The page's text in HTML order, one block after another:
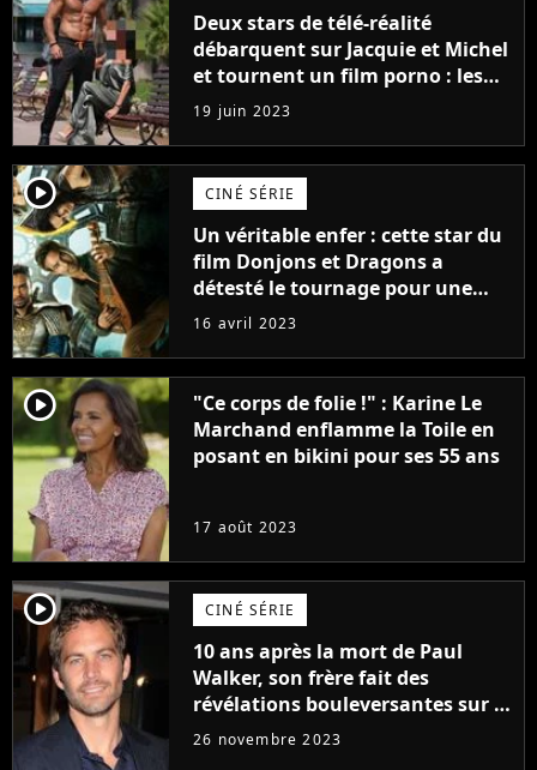
Deux stars de télé-réalité
débarquent sur Jacquie et Michel
et tournent un film porno : les
premières images du tournage
(exclu)
19 juin 2023
player2 CINÉ SÉRIE
Un véritable enfer : cette star du
film Donjons et Dragons a
détesté le tournage pour une
raison très spéciale
16 avril 2023
player2
"Ce corps de folie !" : Karine Le
Marchand enflamme la Toile en
posant en bikini pour ses 55 ans
17 août 2023
player2 CINÉ SÉRIE
10 ans après la mort de Paul
Walker, son frère fait des
révélations bouleversantes sur la
réaction des acteurs de Fast and
26 novembre 2023